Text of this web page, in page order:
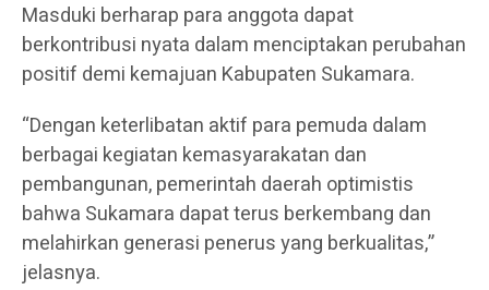
Masduki berharap para anggota dapat
berkontribusi nyata dalam menciptakan perubahan
positif demi kemajuan Kabupaten Sukamara.
“Dengan keterlibatan aktif para pemuda dalam
berbagai kegiatan kemasyarakatan dan
pembangunan, pemerintah daerah optimistis
bahwa Sukamara dapat terus berkembang dan
melahirkan generasi penerus yang berkualitas,”
jelasnya.